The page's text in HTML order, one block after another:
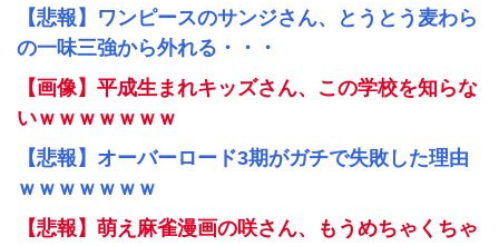
【悲報】ワンピースのサンジさん、とうとう麦わら
の一味三強から外れる・・・
【画像】平成生まれキッズさん、この学校を知らな
いｗｗｗｗｗｗｗ
【悲報】オーバーロード3期がガチで失敗した理由
ｗｗｗｗｗｗｗ
【悲報】萌え麻雀漫画の咲さん、もうめちゃくちゃ